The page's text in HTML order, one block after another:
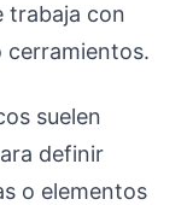
trabaja con
cerramientos.
suelen
definir
o elementos